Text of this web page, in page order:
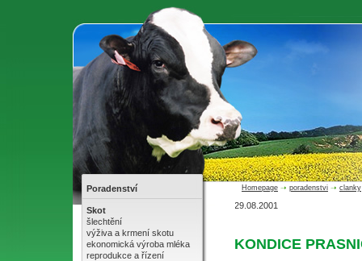
Homepage ➝ poradenstvi ➝ clanky
29.08.2001
KONDICE
Poradenství
Skot
šlechtění
výživa a krmení skotu
ekonomická výroba mléka
reprodukce a řízení